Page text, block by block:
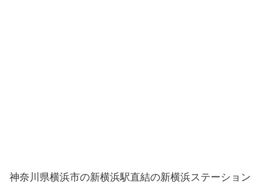
神奈川県横浜市の新横浜駅直結の新横浜ステーション